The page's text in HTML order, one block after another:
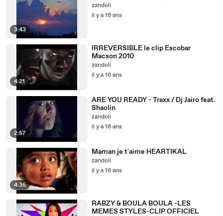
3:43
zandoli
il y a 16 ans
4:21
IRREVERSIBLE le clip Escobar
Macson 2010
zandoli
il y a 16 ans
2:57
ARE YOU READY - Traxx / Dj Jairo feat.
Shaolin
zandoli
il y a 16 ans
4:35
Maman je t'aime HEARTIKAL
zandoli
il y a 16 ans
RABZY & BOULA BOULA -LES
MEMES STYLES-CLIP OFFICIEL